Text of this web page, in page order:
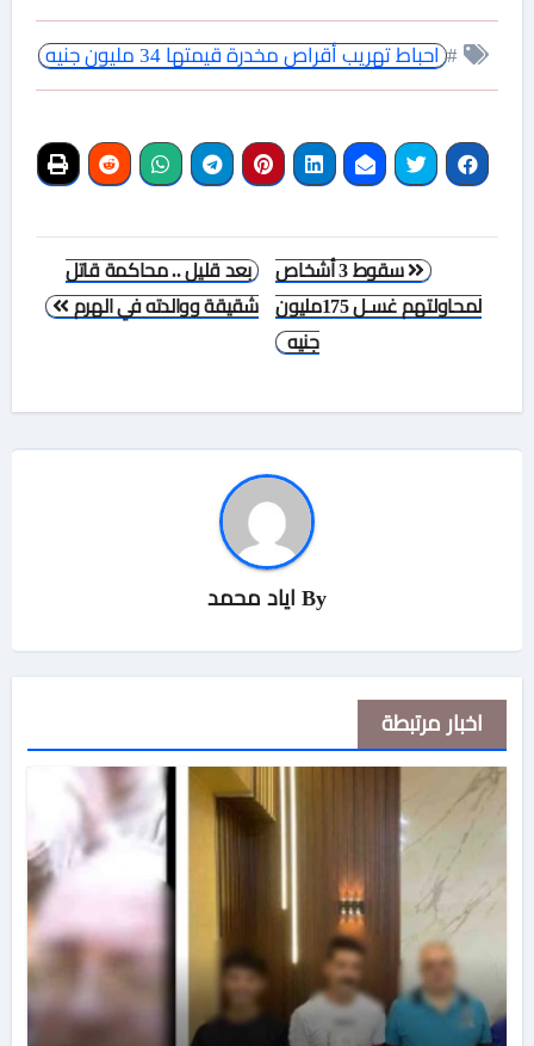
# احباط تهريب أقراص مخدرة قيمتها 34 مليون جنيه
تصفّح
المقالات
بعد قليل .. محاكمة قاتل
شقيقة ووالدته في الهرم
سقوط 3 أشخاص
لمحاولتهم غسـل 175مليون
جنيه
By اياد محمد
اخبار مرتبطة